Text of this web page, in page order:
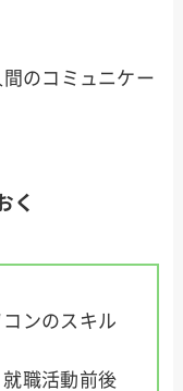
のコミュニケー
く
ンのスキル
職活動前後